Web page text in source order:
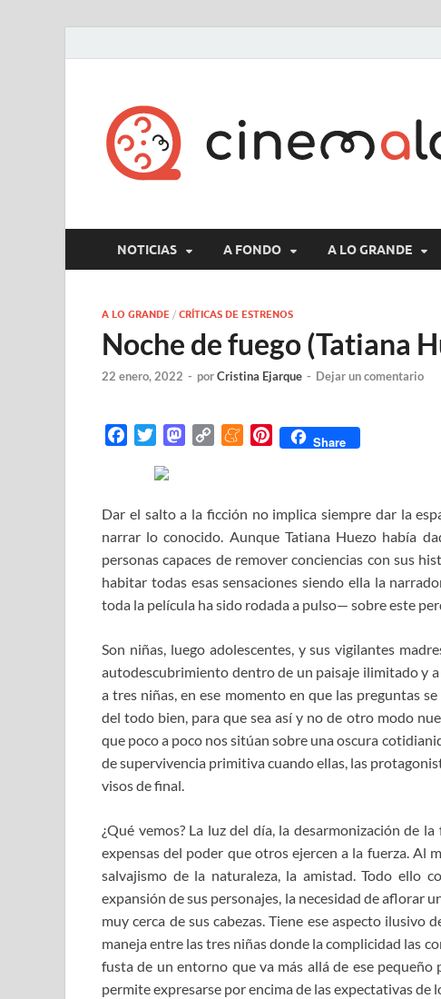
NOTICIAS A FONDO A LO GRANDE
A LO GRANDE / CRÍTICAS DE ESTRENOS
Noche de fuego (Tatiana
22 enero, 2022 - porCristina Ejarque - Dejar un comentario
b
o
o
k
i
t
e
r
M
o
d
o
n
L
i
n
k
M
a
m
e
P
e
r
e
s
t
Share
Dar el salto a la ficción no implica siempre dar la
narrar lo conocido. Aunque Tatiana Huezo había
personas capaces de remover conciencias con sus
habitar todas esas sensaciones siendo ella la
toda la película ha sido rodada a pulso— sobre este
Son niñas, luego adolescentes, y sus vigilantes
autodescubrimiento dentro de un paisaje ilimitado y
a tres niñas, en ese momento en que las preguntas
del todo bien, para que sea así y no de otro modo
que poco a poco nos sitúan sobre una oscura
de supervivencia primitiva cuando ellas, las
visos de final.
¿Qué vemos? La luz del día, la desarmonización de
expensas del poder que otros ejercen a la fuerza. Al
salvajismo de la naturaleza, la amistad. Todo ello
expansión de sus personajes, la necesidad de aflorar
muy cerca de sus cabezas. Tiene ese aspecto ilusivo
maneja entre las tres niñas donde la complicidad las
fusta de un entorno que va más allá de ese
permite expresarse por encima de las expectativas de